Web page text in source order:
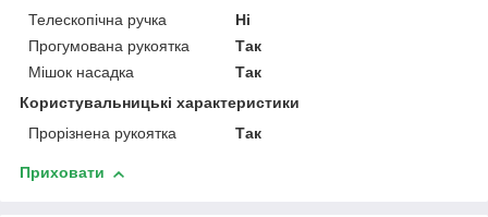
Телескопічна ручка
Ні
Прогумована рукоятка
Так
Мішок насадка
Так
Користувальницькі характеристики
Прорізнена рукоятка
Так
Приховати